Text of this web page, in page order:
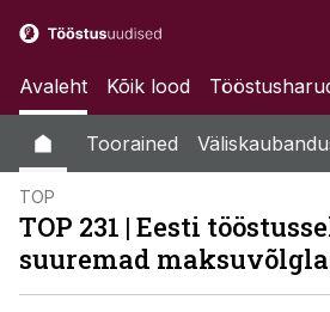
Avaleht Kõik lood
Toorained
TOP
TOP 231 | Eesti
suuremad